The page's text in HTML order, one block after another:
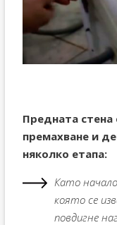
Предната
премахване и
няколко етапа:
Като
която се
повдигне